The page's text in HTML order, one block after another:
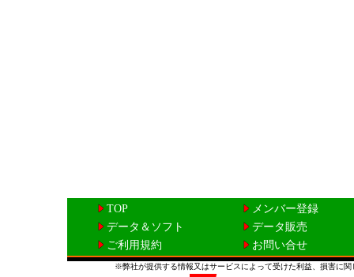
TOP
メンバー登録
データ＆ソフト
データ販売
ご利用規約
お問い合せ
※弊社が提供する情報又はサービスによって受けた利益、損害に